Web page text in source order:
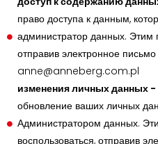
право доступа к данным,
администратор данных. Этим
отправив электронное
anne@anneberg.com.pl
изменения личных данных -
обновление ваших личных
Администратором данных.
воспользоваться, отправив